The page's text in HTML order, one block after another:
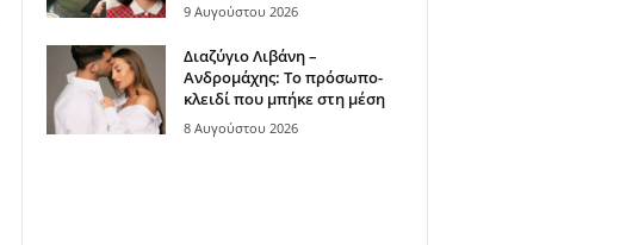
9 Αυγούστου 2026
Διαζύγιο Λιβάνη –
Ανδρομάχης: Το πρόσωπο-
κλειδί που μπήκε στη μέση
8 Αυγούστου 2026